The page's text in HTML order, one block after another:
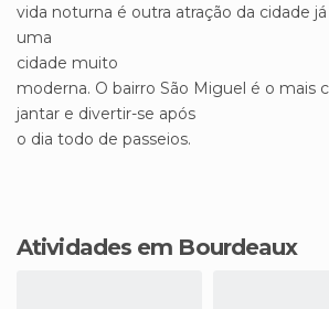
vida noturna é outra atração da cidade
uma
cidade muito
moderna. O bairro São Miguel é o mais
jantar e divertir-se após
o dia todo de passeios.
Atividades em Bourdeaux